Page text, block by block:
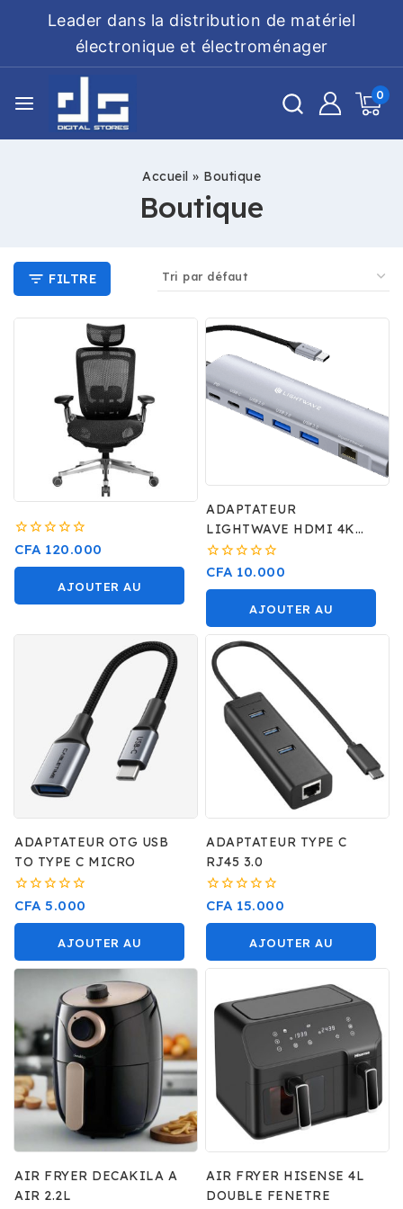
Leader dans la distribution de matériel
électronique et électroménager
0
Accueil » Boutique
Boutique
FILTRE
0
5
CFA 120.000
AJOUTER AU
ADAPTATEUR
LIGHTWAVE HDMI 4K
TYPE C
0
5
CFA 10.000
AJOUTER AU
PANIER
ADAPTATEUR OTG USB
TO TYPE C MICRO
0
5
CFA 5.000
AJOUTER AU
PANIER
ADAPTATEUR TYPE C
RJ45 3.0
0
5
CFA 15.000
AJOUTER AU
PANIER
AIR FRYER DECAKILA A
AIR 2.2L
AIR FRYER HISENSE 4L
DOUBLE FENETRE